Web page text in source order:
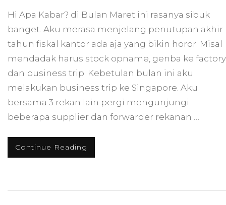
Hi Apa Kabar? di Bulan Maret ini rasanya sibuk
banget. Aku merasa menjelang penutupan akhir
tahun fiskal kantor ada aja yang bikin horor. Misal
mendadak harus stock opname, genba ke factory
dan business trip. Kebetulan bulan ini aku
melakukan business trip ke Singapore. Aku
bersama 3 rekan lain pergi mengunjungi
beberapa supplier dan forwarder rekanan …
Continue Reading